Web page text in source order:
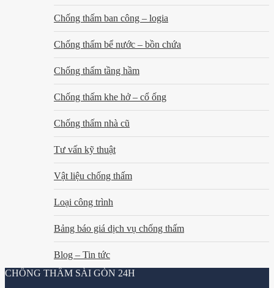
Chống thấm ban công – logia
Chống thấm bể nước – bồn chứa
Chống thấm tầng hầm
Chống thấm khe hở – cổ ống
Chống thấm nhà cũ
Tư vấn kỹ thuật
Vật liệu chống thấm
Loại công trình
Bảng báo giá dịch vụ chống thấm
Blog – Tin tức
CHỐNG THẤM SÀI GÒN 24H